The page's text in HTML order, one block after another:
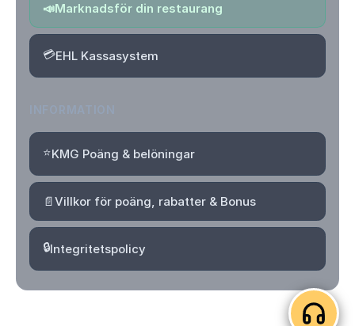
📣Marknadsför din restaurang
💳EHL Kassasystem
⭐KMG Poäng & belöningar
📄Villkor för poäng, rabatter & Bonus
🔒Integritetspolicy